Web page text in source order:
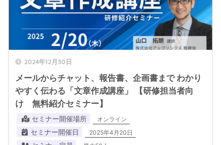
2024年12月30日
メールからチャット、報告書、企画書まで わかり
やすく伝わる「文章作成講座」 【研修担当者向
け 無料紹介セミナー】
セミナー開催場所 オンライン
セミナー開催日 2025年4月20日